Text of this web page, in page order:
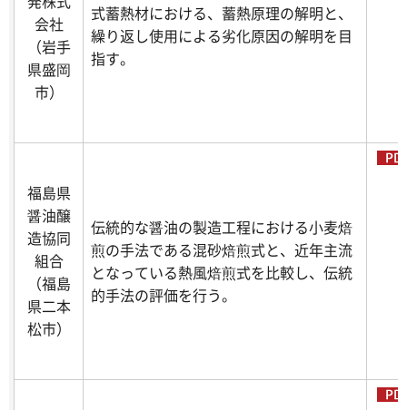
会社
（岩手
県盛岡
市）
式蓄熱材における、蓄熱原理の解明と、
繰り返し使用による劣化原因の解明を目
指す。
福島県
醤油醸
造協同
組合
（福島
県二本
松市）
伝統的な醤油の製造工程における小麦焙
煎の手法である混砂焙煎式と、近年主流
となっている熱風焙煎式を比較し、伝統
的手法の評価を行う。